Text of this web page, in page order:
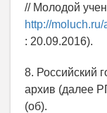
// Молодой
http://
: 20.09.2016).
8. Российский
архив (далее
(об).